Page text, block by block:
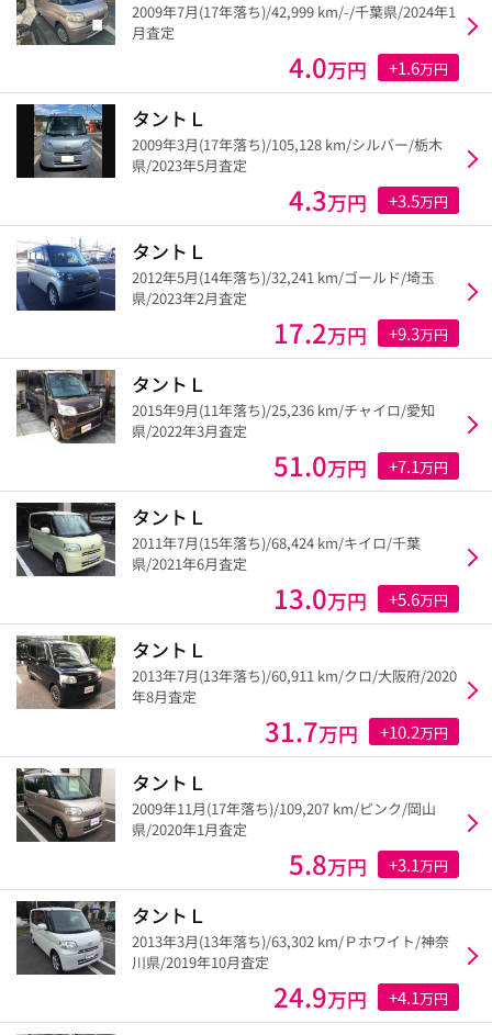
2009年7月(17年落ち)/42,999 km/-/千葉県/2024年1
月査定
4.0万円 +1.6万円
タントＬ
2009年3月(17年落ち)/105,128 km/シルバー/栃木
県/2023年5月査定
4.3万円 +3.5万円
タントＬ
2012年5月(14年落ち)/32,241 km/ゴールド/埼玉
県/2023年2月査定
17.2万円 +9.3万円
タントＬ
2015年9月(11年落ち)/25,236 km/チャイロ/愛知
県/2022年3月査定
51.0万円 +7.1万円
タントＬ
2011年7月(15年落ち)/68,424 km/キイロ/千葉
県/2021年6月査定
13.0万円 +5.6万円
タントＬ
2013年7月(13年落ち)/60,911 km/クロ/大阪府/2020
年8月査定
31.7万円 +10.2万円
タントＬ
2009年11月(17年落ち)/109,207 km/ピンク/岡山
県/2020年1月査定
5.8万円 +3.1万円
タントＬ
2013年3月(13年落ち)/63,302 km/Ｐホワイト/神奈
川県/2019年10月査定
24.9万円 +4.1万円